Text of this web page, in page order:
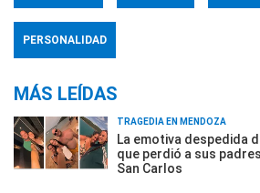
PERSONALIDAD
MÁS LEÍDAS
TRAGEDIA EN MENDOZA
La emotiva despedida
que perdió a sus
San Carlos